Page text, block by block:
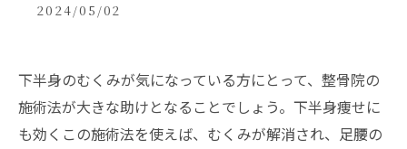
2024/05/02
下半身のむくみが気になっている方にとって、整骨院の
施術法が大きな助けとなることでしょう。下半身痩せに
も効くこの施術法を使えば、むくみが解消され、足腰の